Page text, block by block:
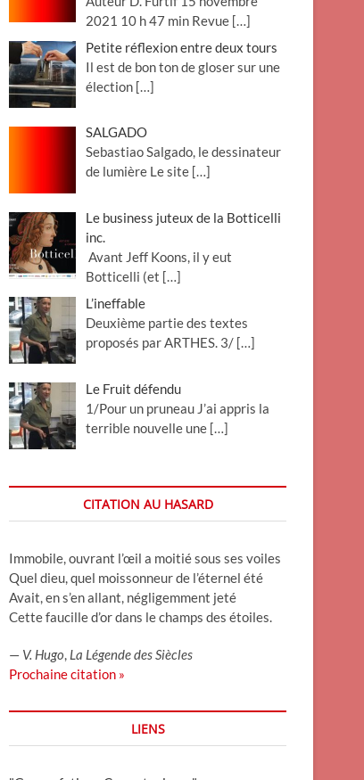
2021 10 h 47 min Revue […]
Petite réflexion entre deux tours
Il est de bon ton de gloser sur une
élection […]
SALGADO
Sebastiao Salgado, le dessinateur
de lumière Le site […]
Le business juteux de la Botticelli
inc.
Avant Jeff Koons, il y eut
Botticelli (et […]
L’ineffable
Deuxième partie des textes
proposés par ARTHES. 3/ […]
Le Fruit défendu
1/Pour un pruneau J’ai appris la
terrible nouvelle une […]
CITATION AU HASARD
Immobile, ouvrant l’œil a moitié sous ses voiles
Quel dieu, quel moissonneur de l’éternel été
Avait, en s’en allant, négligemment jeté
Cette faucille d’or dans le champs des étoiles.
— V. Hugo, La Légende des Siècles
Prochaine citation »
LIENS